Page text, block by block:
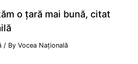
o țară mai bună, citat
/ ByVocea Națională